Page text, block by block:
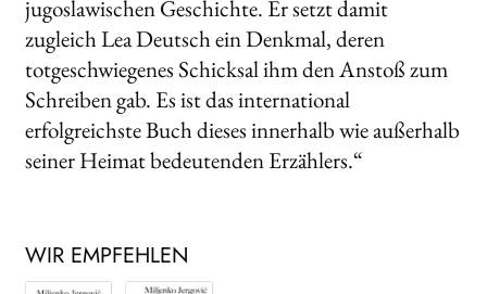
jugoslawischen Geschichte. Er setzt damit
zugleich Lea Deutsch ein Denkmal, deren
totgeschwiegenes Schicksal ihm den Anstoß zum
Schreiben gab. Es ist das international
erfolgreichste Buch dieses innerhalb wie außerhalb
seiner Heimat bedeutenden Erzählers.“
WIR EMPFEHLEN